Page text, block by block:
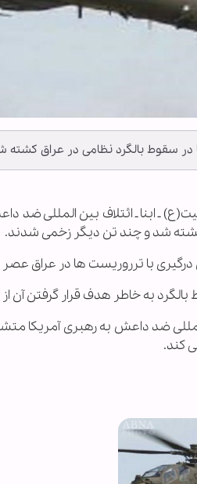
در سقوط بالگرد نظامی در عراق
ـ ابنا ـ ائتلاف بین المللی ضد
شد و چند تن دیگر زخمی شدند.
با ترروریست ها در عراق عصر
به خاطر هدف قرار گرفتن آن
کند.